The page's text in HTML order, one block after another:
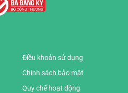
Điều khoản sử dụng
Chính sách bảo mật
Quy chế hoạt động